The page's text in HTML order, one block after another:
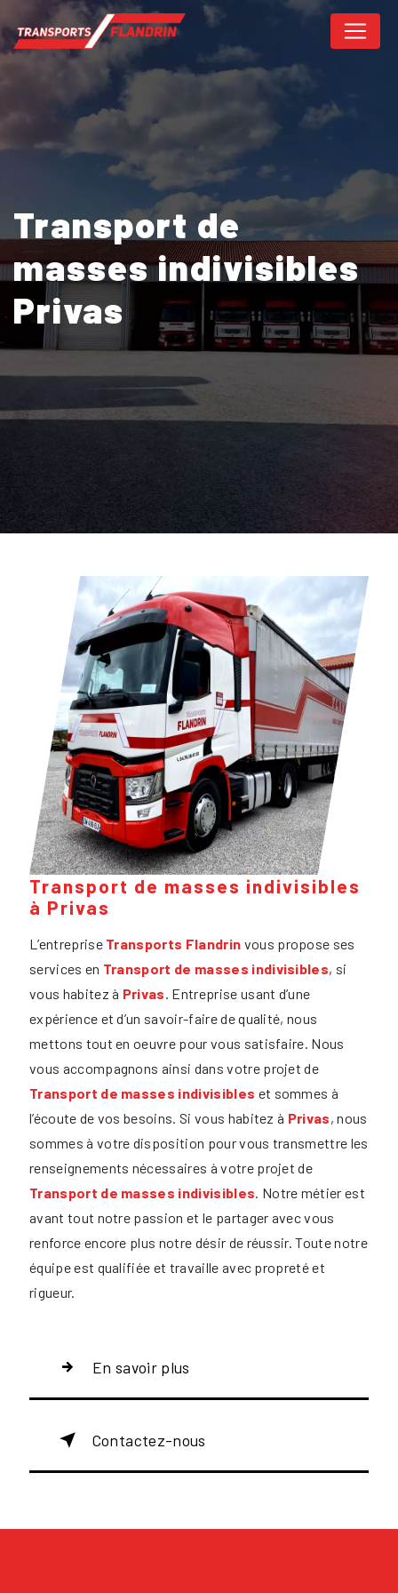
Transport de
masses indivisibles
Privas
Transport de masses indivisibles
à Privas
L’entreprise Transports Flandrin vous propose ses
services en Transport de masses indivisibles, si
vous habitez à Privas. Entreprise usant d’une
expérience et d’un savoir-faire de qualité, nous
mettons tout en oeuvre pour vous satisfaire. Nous
vous accompagnons ainsi dans votre projet de
Transport de masses indivisibles et sommes à
l’écoute de vos besoins. Si vous habitez à Privas, nous
sommes à votre disposition pour vous transmettre les
renseignements nécessaires à votre projet de
Transport de masses indivisibles. Notre métier est
avant tout notre passion et le partager avec vous
renforce encore plus notre désir de réussir. Toute notre
équipe est qualifiée et travaille avec propreté et
rigueur.
En savoir plus
Contactez-nous
Panneau de gestion des cookies